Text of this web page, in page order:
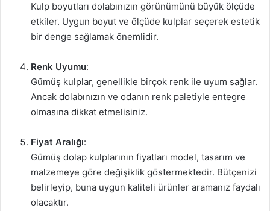
Kulp boyutları dolabınızın görünümünü büyük ölçüde
etkiler. Uygun boyut ve ölçüde kulplar seçerek estetik
bir denge sağlamak önemlidir.
Renk Uyumu:
Gümüş kulplar, genellikle birçok renk ile uyum sağlar.
Ancak dolabınızın ve odanın renk paletiyle entegre
olmasına dikkat etmelisiniz.
Fiyat Aralığı:
Gümüş dolap kulplarının fiyatları model, tasarım ve
malzemeye göre değişiklik göstermektedir. Bütçenizi
belirleyip, buna uygun kaliteli ürünler aramanız faydalı
olacaktır.